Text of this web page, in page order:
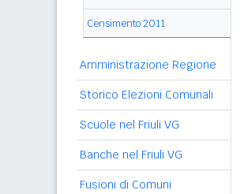
Censimento 2011
Amministrazione Regione
Storico Elezioni Comunali
Scuole nel Friuli VG
Banche nel Friuli VG
Fusioni di Comuni